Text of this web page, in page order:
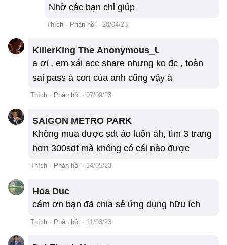
Nhờ các bạn chỉ giúp
Thích · Phản hồi · 20/04/23
KillerKing The Anonymous_User
a ơi , em xái acc share nhưng ko đc , toàn
sai pass á con của anh cũng vậy á
Thích · Phản hồi · 07/09/23
SAIGON METRO PARK
Không mua được sdt ảo luôn áh, tìm 3 trang
hơn 300sdt mà không có cái nào được
Thích · Phản hồi · 14/05/23
Hoa Duc
cám ơn bạn đã chia sẻ ứng dụng hữu ích
Thích · Phản hồi · 11/03/23